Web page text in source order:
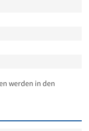
werden in den